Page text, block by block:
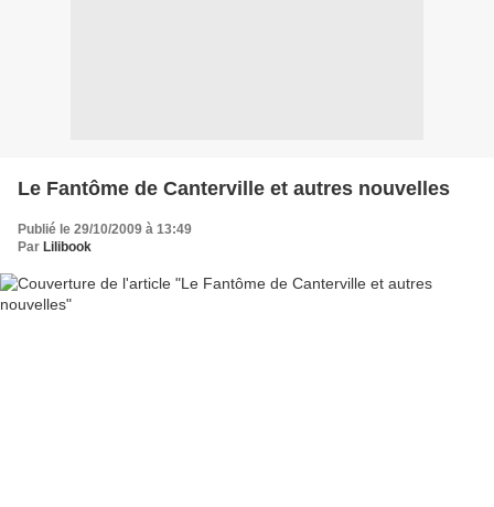
Le Fantôme de Canterville et autres nouvelles
Publié le 29/10/2009 à 13:49
Par Lilibook